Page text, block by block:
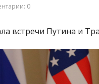
0
встречи Путина и